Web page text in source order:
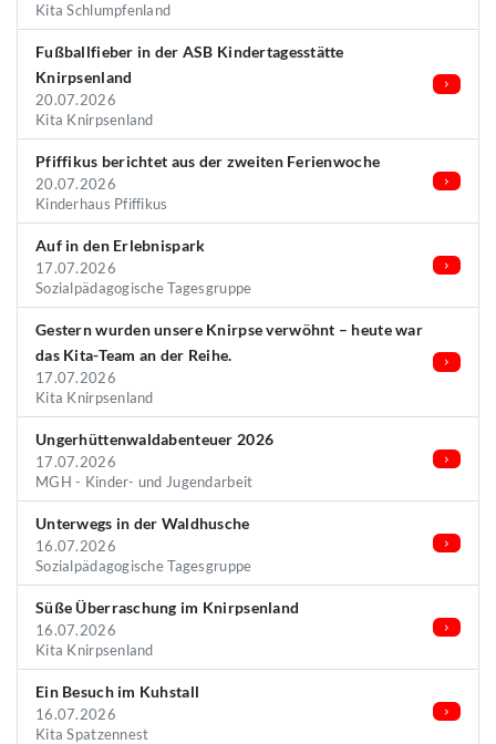
Kita Schlumpfenland
Fußballfieber in der ASB Kindertagesstätte
Knirpsenland
20.07.2026
Kita Knirpsenland
Pfiffikus berichtet aus der zweiten Ferienwoche
20.07.2026
Kinderhaus Pfiffikus
Auf in den Erlebnispark
17.07.2026
Sozialpädagogische Tagesgruppe
Gestern wurden unsere Knirpse verwöhnt – heute war
das Kita-Team an der Reihe.
17.07.2026
Kita Knirpsenland
Ungerhüttenwaldabenteuer 2026
17.07.2026
MGH - Kinder- und Jugendarbeit
Unterwegs in der Waldhusche
16.07.2026
Sozialpädagogische Tagesgruppe
Süße Überraschung im Knirpsenland
16.07.2026
Kita Knirpsenland
Ein Besuch im Kuhstall
16.07.2026
Kita Spatzennest